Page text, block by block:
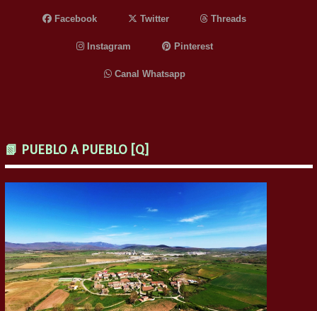
Facebook Twitter Threads
Instagram Pinterest
Canal Whatsapp
📗 PUEBLO A PUEBLO [Q]